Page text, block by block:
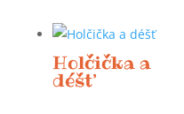
Holčička a
déšť